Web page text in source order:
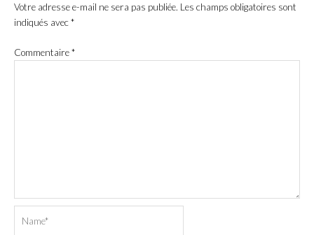
Votre adresse e-mail ne sera pas publiée. Les champs obligatoires sont
indiqués avec*
Commentaire*